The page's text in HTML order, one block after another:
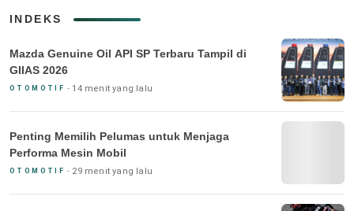
INDEKS
Mazda Genuine Oil API SP Terbaru Tampil di
GIIAS 2026
OTOMOTIF 14 menit yang lalu
Penting Memilih Pelumas untuk Menjaga
Performa Mesin Mobil
OTOMOTIF 29 menit yang lalu